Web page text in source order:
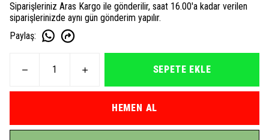
Siparişleriniz Aras Kargo ile gönderilir, saat 16.00'a kadar verilen
siparişlerinizde aynı gün gönderim yapılır.
Paylaş:
SEPETE EKLE
HEMEN AL